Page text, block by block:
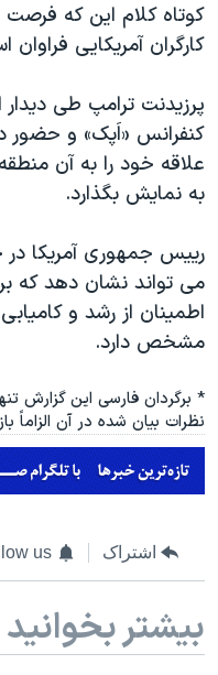
کوتاه کلام این که
کارگران آمریکایی فراوان
پرزیدنت ترامپ طی
کنفرانس «اَپک» و حضور
علاقه خود را به آن
به نمایش بگذارد.
رییس جمهوری آمریکا در
می تواند نشان دهد که
اطمینان از رشد و
مشخص دارد.
* برگردان فارسی این گزارش
نظرات بیان شده در آن الزاماً
اشتراک us
بیشتر بخوانید